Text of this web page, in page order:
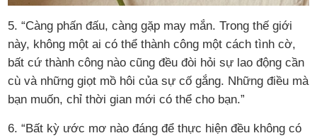
5. “Càng phấn đấu, càng gặp may mắn. Trong thế giới
này, không một ai có thể thành công một cách tình cờ,
bất cứ thành công nào cũng đều đòi hỏi sự lao động cần
cù và những giọt mồ hôi của sự cố gắng. Những điều mà
bạn muốn, chỉ thời gian mới có thể cho bạn.”
6. “Bất kỳ ước mơ nào đáng để thực hiện đều không có